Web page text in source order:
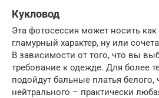
Кукловод
Эта фотосессия может носить
гламурный характер, ну или
В зависимости от того, что вы
требование к одежде. Для более
подойдут бальные платья белого,
нейтрального – практически